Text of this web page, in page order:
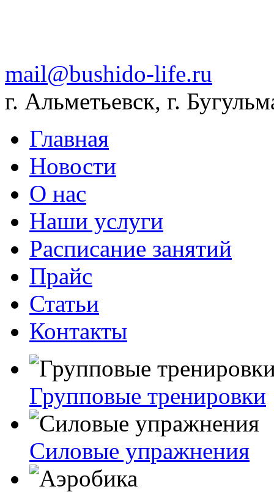
mail@bushido-life.ru
г. Альметьевск, г.
Главная
Новости
О нас
Наши услуги
Расписание занятий
Прайс
Статьи
Контакты
Групповые тренировки
Силовые упражнения